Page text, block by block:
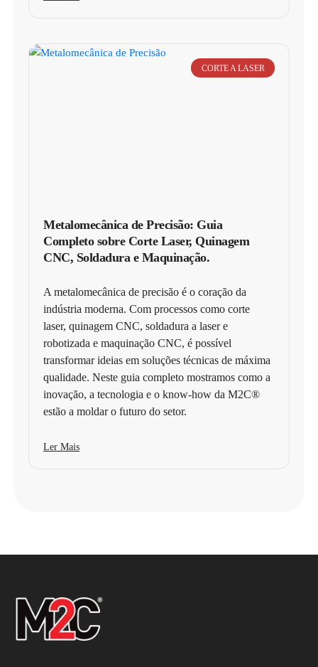
CORTE A LASER
Metalomecânica de Precisão: Guia
Completo sobre Corte Laser, Quinagem
CNC, Soldadura e Maquinação.
A metalomecânica de precisão é o coração da
indústria moderna. Com processos como corte
laser, quinagem CNC, soldadura a laser e
robotizada e maquinação CNC, é possível
transformar ideias em soluções técnicas de máxima
qualidade. Neste guia completo mostramos como a
inovação, a tecnologia e o know-how da M2C®
estão a moldar o futuro do setor.
Ler Mais